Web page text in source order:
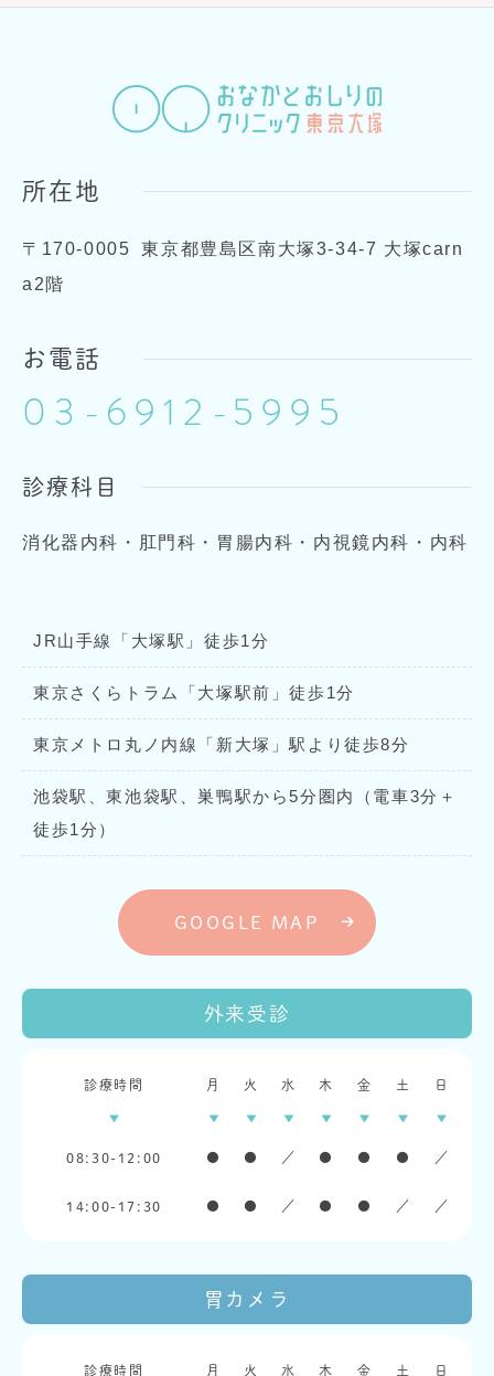
所在地
〒170-0005
東京都豊島区南大塚3-34-7 大塚carn
a2階
お電話
03-6912-5995
診療科目
消化器内科・肛門科・胃腸内科・内視鏡内科・内科
JR山手線「大塚駅」徒歩1分
東京さくらトラム「大塚駅前」徒歩1分
東京メトロ丸ノ内線「新大塚」駅より徒歩8分
池袋駅、東池袋駅、巣鴨駅から5分圏内（電車3分＋
徒歩1分）
GOOGLE MAP
外来受診
診療時間 月 火 水 木 金 土 日
08:30-12:00 ● ● ／ ● ● ● ／
14:00-17:30 ● ● ／ ● ● ／ ／
胃カメラ
診療時間 月 火 水 木 金 土 日